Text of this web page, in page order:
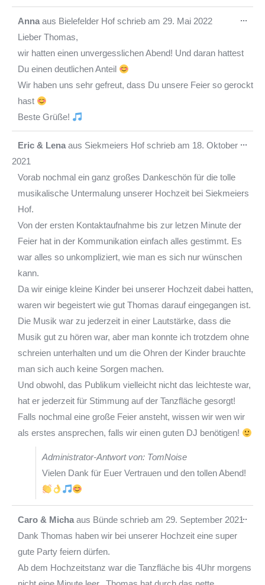
Anna aus Bielefelder Hof schrieb am 29. Mai 2022
Lieber Thomas,
wir hatten einen unvergesslichen Abend! Und daran hattest
Du einen deutlichen Anteil
Wir haben uns sehr gefreut, dass Du unsere Feier so gerockt
hast
Beste Grüße!
...
Eric & Lena aus Siekmeiers Hof schrieb am 18. Oktober
2021
Vorab nochmal ein ganz großes Dankeschön für die tolle
musikalische Untermalung unserer Hochzeit bei Siekmeiers
Hof.
Von der ersten Kontaktaufnahme bis zur letzen Minute der
Feier hat in der Kommunikation einfach alles gestimmt. Es
war alles so unkompliziert, wie man es sich nur wünschen
kann.
Da wir einige kleine Kinder bei unserer Hochzeit dabei hatten,
waren wir begeistert wie gut Thomas darauf eingegangen ist.
Die Musik war zu jederzeit in einer Lautstärke, dass die
Musik gut zu hören war, aber man konnte ich trotzdem ohne
schreien unterhalten und um die Ohren der Kinder brauchte
man sich auch keine Sorgen machen.
Und obwohl, das Publikum vielleicht nicht das leichteste war,
hat er jederzeit für Stimmung auf der Tanzfläche gesorgt!
Falls nochmal eine große Feier ansteht, wissen wir wen wir
als erstes ansprechen, falls wir einen guten DJ benötigen!
Administrator-Antwort von: TomNoise
Vielen Dank für Euer Vertrauen und den tollen Abend!
...
Caro & Micha aus Bünde schrieb am 29. September 2021
Dank Thomas haben wir bei unserer Hochzeit eine super
gute Party feiern dürfen.
Ab dem Hochzeitstanz war die Tanzfläche bis 4Uhr morgens
...